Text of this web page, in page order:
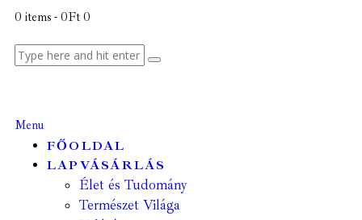
0 items - 0Ft 0
Menu
FŐOLDAL
LAPVÁSÁRLÁS
Élet és Tudomány
Természet Világa